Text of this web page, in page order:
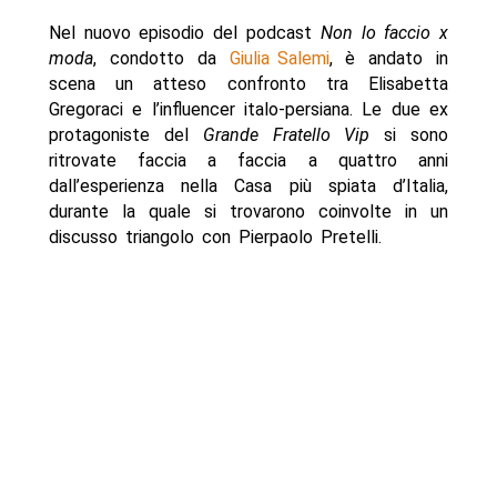
Nel nuovo episodio del podcast Non lo faccio x
moda, condotto da Giulia Salemi, è andato in
scena un atteso confronto tra Elisabetta
Gregoraci e l’influencer italo-persiana. Le due ex
protagoniste del Grande Fratello Vip si sono
ritrovate faccia a faccia a quattro anni
dall’esperienza nella Casa più spiata d’Italia,
durante la quale si trovarono coinvolte in un
discusso triangolo con Pierpaolo Pretelli.